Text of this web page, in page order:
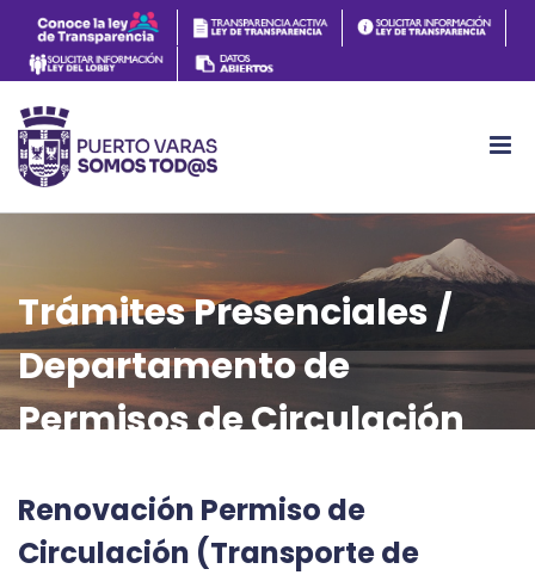
Trámites Presenciales /
Departamento de
Permisos de Circulación
Renovación Permiso de
Circulación (Transporte de